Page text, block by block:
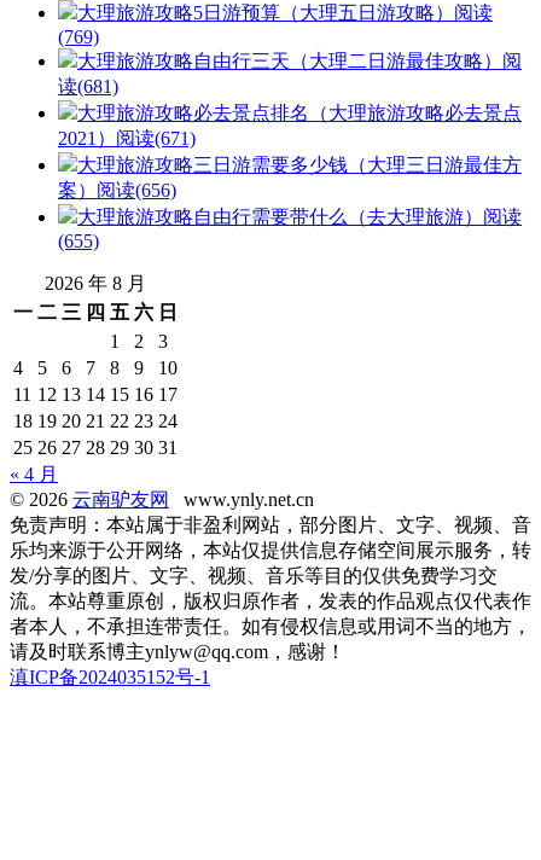
大理旅游攻略5日游预算（大理五日游攻略） 阅读
(769)
大理旅游攻略自由行三天（大理二日游最佳攻略） 阅
读(681)
大理旅游攻略必去景点排名（大理旅游攻略必去景点
2021） 阅读(671)
大理旅游攻略三日游需要多少钱（大理三日游最佳方
案） 阅读(656)
大理旅游攻略自由行需要带什么（去大理旅游） 阅读
(655)
2026 年 8 月
一 二 三 四 五 六 日
1
2
3
4
5 6 7 8 9
10
11 12 13 14 15 16 17
18 19 20 21 22 23 24
25 26 27 28 29 30 31
« 4 月
© 2026 云南驴友网
www.ynly.net.cn
免责声明：本站属于非盈利网站，部分图片、文字、视频、音
乐均来源于公开网络，本站仅提供信息存储空间展示服务，转
发/分享的图片、文字、视频、音乐等目的仅供免费学习交
流。本站尊重原创，版权归原作者，发表的作品观点仅代表作
者本人，不承担连带责任。如有侵权信息或用词不当的地方，
请及时联系博主ynlyw@qq.com，感谢！
滇ICP备2024035152号-1